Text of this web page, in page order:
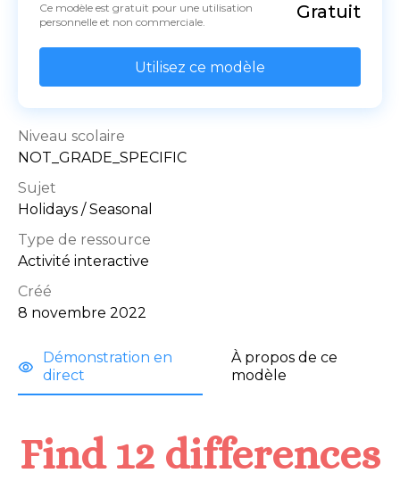
Ce modèle est gratuit pour une utilisation
personnelle et non commerciale.
Gratuit
Utilisez ce modèle
Niveau scolaire
NOT_GRADE_SPECIFIC
Sujet
Holidays / Seasonal
Type de ressource
Activité interactive
Créé
8 novembre 2022
Démonstration en
direct
À propos de ce
modèle